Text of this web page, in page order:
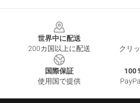
世界中に配送
200カ国以上に配送
クリ
国際保証
使用国で提供
100